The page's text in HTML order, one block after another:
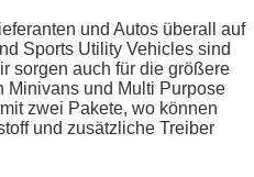
und Autos überall auf
Sports Utility Vehicles sind
sorgen auch für die größere
Minivans und Multi Purpose
zwei Pakete, wo können
und zusätzliche Treiber